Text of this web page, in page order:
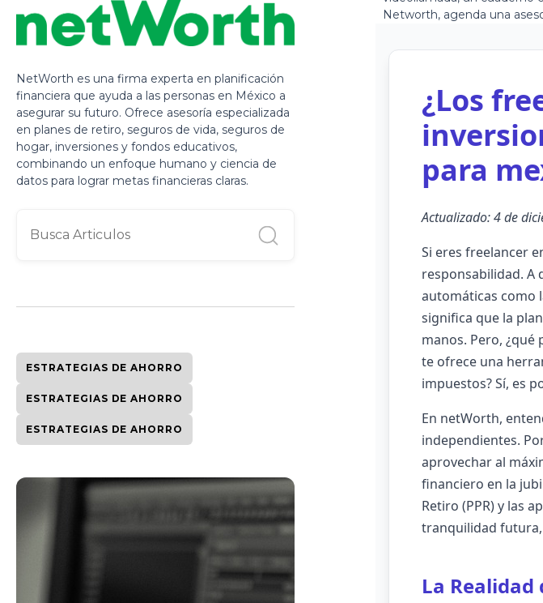
NetWorth es una firma experta en planificación
financiera que ayuda a las personas en México a
asegurar su futuro. Ofrece asesoría especializada
en planes de retiro, seguros de vida, seguros de
hogar, inversiones y fondos educativos,
combinando un enfoque humano y ciencia de
datos para lograr metas financieras claras.
ESTRATEGIAS DE AHORRO
ESTRATEGIAS DE AHORRO
ESTRATEGIAS DE AHORRO
¿Los
para
Actualizado: 4 de
Si eres freelancer
responsabilidad. A
automáticas como
significa que la
manos. Pero, ¿qué
te ofrece una
impuestos? Sí, es
En netWorth,
independientes.
aprovechar al
financiero en la
Retiro (PPR) y las
tranquilidad
La Realidad